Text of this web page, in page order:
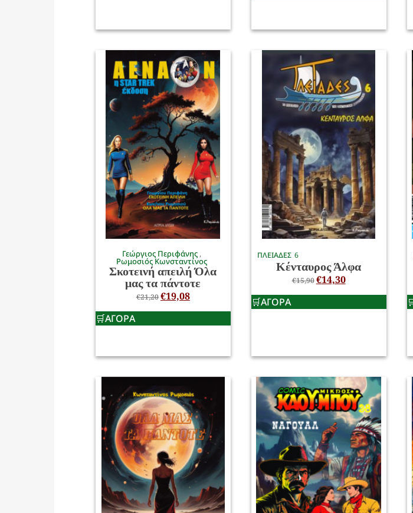
Γεώργιος Περιφάνης
Ρωμοσιός Κωνσταντίνος
Σκοτεινή απειλή Όλα
μας τα πάντοτε
€21,20€19,08
ΑΓΟΡΑ
ΠΛΕΙΑΔΕΣ 6
Κένταυρος Άλφα
€15,90€14,30
ΑΓΟΡΑ